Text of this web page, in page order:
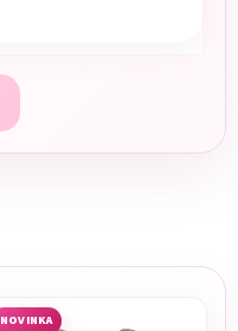
NOVINKA